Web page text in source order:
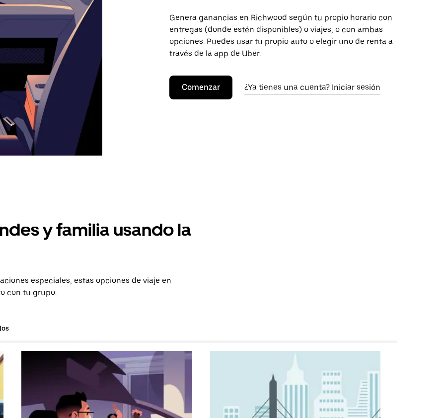
Genera ganancias en Richwood según tu propio horario con
entregas (donde estén disponibles) o viajes, o con ambas
opciones. Puedes usar tu propio auto o elegir uno de renta a
través de la app de Uber.
Comenzar ¿Ya tienes una cuenta? Iniciar sesión
y familia usando la
especiales, estas opciones de viaje en
con tu grupo.